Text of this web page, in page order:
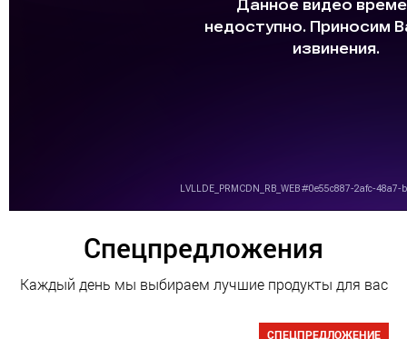
Спецпредложения
Каждый день мы выбираем лучшие продукты для вас
СПЕЦПРЕДЛОЖЕНИЕ